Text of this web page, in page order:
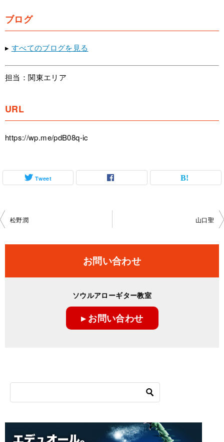
ブログ
▸ すべてのブログを見る
担当：関東エリア
URL
https://wp.me/pdB08q-ic
Tweet
投
ビ
松野潤 山口聖
お問い合わせ
ソウルアローギター教室
▸ お問い合わせ